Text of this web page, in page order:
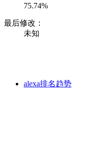
75.74%
最后修改：
未知
alexa排名趋势